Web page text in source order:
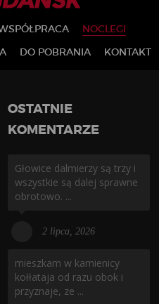
NOCLEGI
DO POBRANIA KONTAKT
OSTATNIE
KOMENTARZE
Głowice dalmierzy są trzy i
wszystkie są dalej sprawne
obrotowo. ...
2 lipca, 2026
mieszkam w kamienicy
kołłataja od razu obok i
przyznaje, ze ...